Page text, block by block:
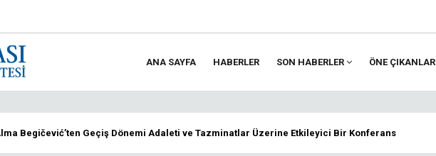
ANA SAYFA HABERLER SON HABERLER ÖNE ÇIKANLAR
Begičević’ten Geçiş Dönemi Adaleti ve Tazminatlar Üzerine Etkileyici Bir Konferans